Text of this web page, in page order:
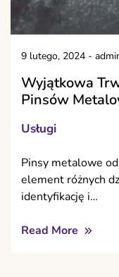
9 lutego, 2024 -
Wyjątkowa
Pinsów
Usługi
Pinsy metalowe
element różnych
identyfikację i…
Read More